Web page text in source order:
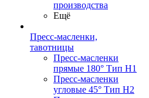
производства
Ещё
Пресс-масленки,
тавотницы
Пресс-масленки
прямые 180° Тип H1
Пресс-масленки
угловые 45° Тип H2